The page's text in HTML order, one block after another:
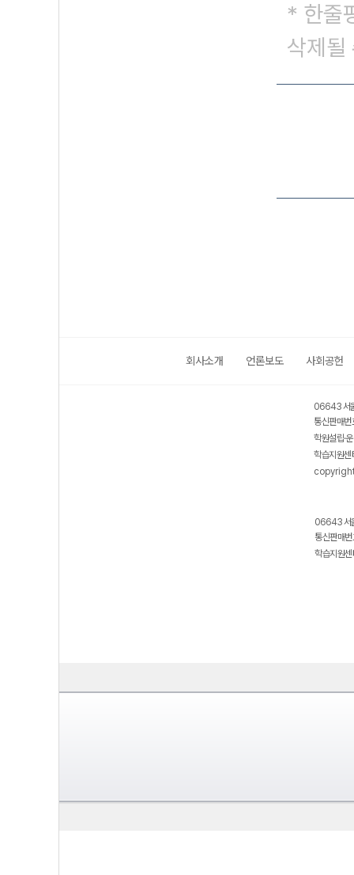
* 한줄
삭제될
회사소개 언론보도 사회공헌
06643 서
통신판매
학원설립·
학습지원
06643 서
통신판매
학습지원